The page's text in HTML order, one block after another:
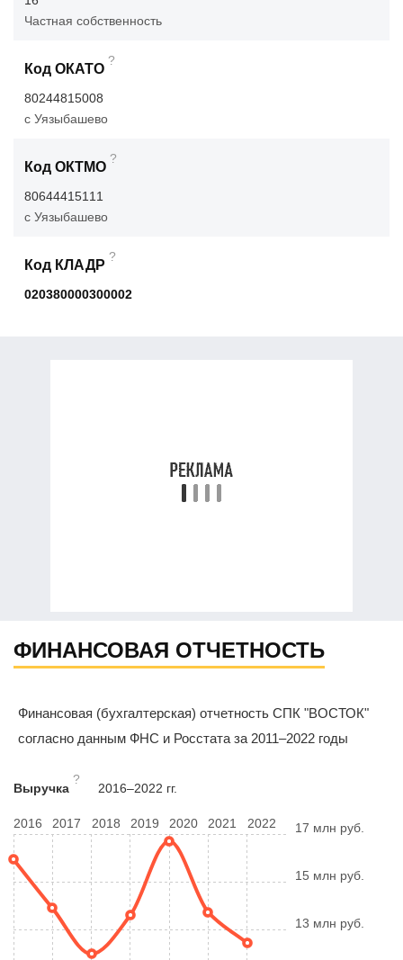
Частная собственность
Код ОКАТО
?
80244815008
с Уязыбашево
Код ОКТМО
?
80644415111
с Уязыбашево
Код КЛАДР
?
020380000300002
ФИНАНСОВАЯ ОТЧЕТНОСТЬ
Финансовая (бухгалтерская) отчетность СПК "ВОСТОК"
согласно данным ФНС и Росстата за 2011–2022 годы
Выручка
?
2016–2022 гг.
2016 2017 2018 2019 2020 2021 2022
13 млн руб.
15 млн руб.
17 млн руб.